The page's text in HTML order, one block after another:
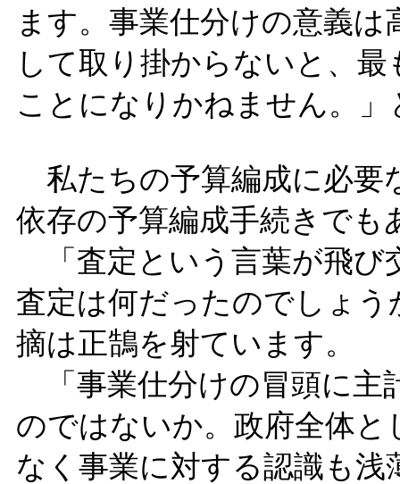
ます。事業仕分けの意義
して取り掛からないと、
ことになりかねません。」
私たちの予算編成に必要
依存の予算編成手続きでも
「査定という言葉が飛び
査定は何だったのでしょ
摘は正鵠を射ています。
「事業仕分けの冒頭に主
のではないか。政府全体
なく事業に対する認識も